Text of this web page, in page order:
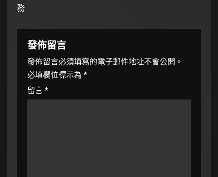
務
發佈留言
發佈留言必須填寫的電子郵件地址不會公開。
必填欄位標示為 *
留言 *